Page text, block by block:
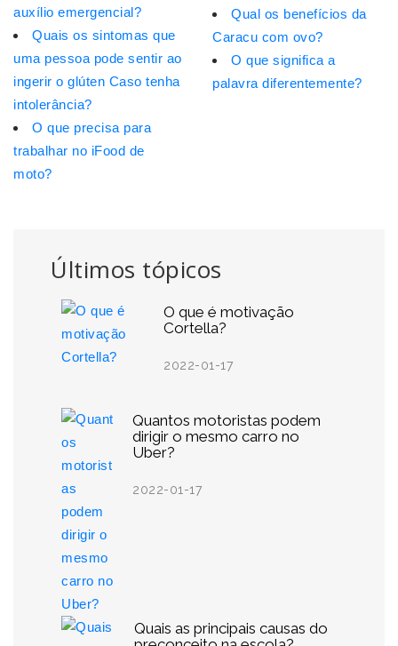
Últimos tópicos
O que é motivação
Cortella?
2022-01-17
Quantos motoristas podem
dirigir o mesmo carro no
Uber?
2022-01-17
Quais as principais causas do
auxílio emergencial?
Quais os sintomas que
uma pessoa pode sentir ao
ingerir o glúten Caso tenha
intolerância?
O que precisa para
trabalhar no iFood de
moto?
Qual os benefícios da
Caracu com ovo?
O que significa a
palavra diferentemente?